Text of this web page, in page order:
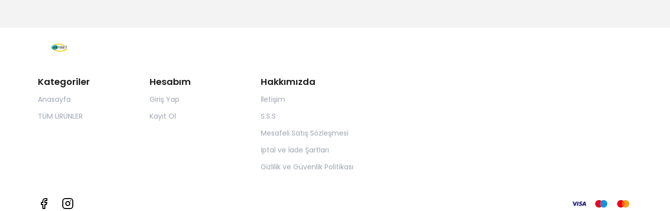
Kategoriler
Anasayfa
TÜM ÜRÜNLER
Hesabım
Giriş Yap
Kayıt Ol
Hakkımızda
İletişim
S.S.S
Mesafeli Satış Sözleşmesi
İptal ve İade Şartları
Gizlilik ve Güvenlik Politikası